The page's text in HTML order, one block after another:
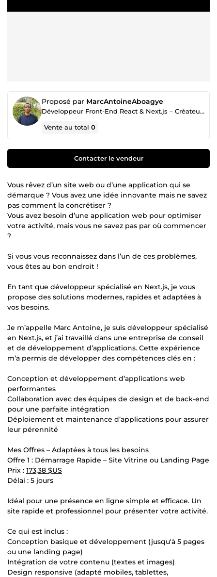
Proposé par MarcAntoineAboagye
Développeur Front-End React & Next.js – Créateur d’Interfaces Web Innovantes
Vente au total0
Contacter le vendeur
Vous rêvez d’un site web ou d’une application qui se
démarque ? Vous avez une idée innovante mais ne savez
pas comment la concrétiser ?
Vous avez besoin d’une application web pour optimiser
votre activité, mais vous ne savez pas par où commencer
?
Si vous vous reconnaissez dans l’un de ces problèmes,
vous êtes au bon endroit !
En tant que développeur spécialisé en Next.js, je vous
propose des solutions modernes, rapides et adaptées à
vos besoins.
Je m’appelle Marc Antoine, je suis développeur spécialisé
en Next.js, et j’ai travaillé dans une entreprise de conseil
et de développement d’applications. Cette expérience
m’a permis de développer des compétences clés en :
Conception et développement d’applications web
performantes
Collaboration avec des équipes de design et de back-end
pour une parfaite intégration
Déploiement et maintenance d’applications pour assurer
leur pérennité
Mes Offres – Adaptées à tous les besoins
Offre 1 : Démarrage Rapide – Site Vitrine ou Landing Page
Prix : 173,38 $US
Délai : 5 jours
Idéal pour une présence en ligne simple et efficace. Un
site rapide et professionnel pour présenter votre activité.
Ce qui est inclus :
Conception basique et développement (jusqu'à 5 pages
ou une landing page)
Intégration de votre contenu (textes et images)
Design responsive (adapté mobiles, tablettes,